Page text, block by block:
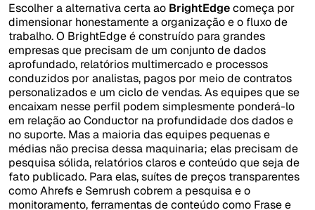
Escolher a alternativa certa ao BrightEdgecomeça por
dimensionar honestamente a organização e o fluxo de
trabalho. O BrightEdge é construído para grandes
empresas que precisam de um conjunto de dados
aprofundado, relatórios multimercado e processos
conduzidos por analistas, pagos por meio de contratos
personalizados e um ciclo de vendas. As equipes que se
encaixam nesse perfil podem simplesmente ponderá-lo
em relação ao Conductor na profundidade dos dados e
no suporte. Mas a maioria das equipes pequenas e
médias não precisa dessa maquinaria; elas precisam de
pesquisa sólida, relatórios claros e conteúdo que seja de
fato publicado. Para elas, suítes de preços transparentes
como Ahrefs e Semrush cobrem a pesquisa e o
monitoramento, ferramentas de conteúdo como Frase e